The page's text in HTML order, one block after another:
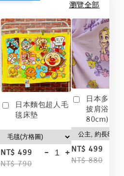
瀏覽全部
日本麵包超人毛
毯床墊
NT$ 499
NT$ 790
- +
日本多用
披肩浴巾(
80cm)
NT$ 499
NT$ 880